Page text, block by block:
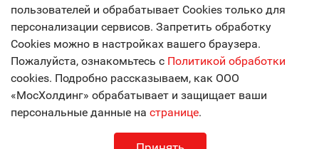
Статьи
Карта сайта
© 2017 МОСХОЛДИНГ
технологии комфорта
пользователей и обрабатывает Cookies только для
персонализации сервисов. Запретить обработку
Cookies можно в настройках вашего браузера.
Пожалуйста, ознакомьтесь с Политикой обработки
cookies. Подробно рассказываем, как ООО
«МосХолдинг» обрабатывает и защищает ваши
персональные данные на странице.